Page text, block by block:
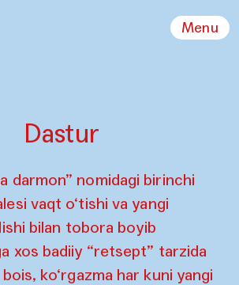
Menu
Dastur
darmon” nomidagi birinchi
vaqt o‘tishi va yangi
bilan tobora boyib
xos badiiy “retsept” tarzida
ko‘rgazma har kuni yangi